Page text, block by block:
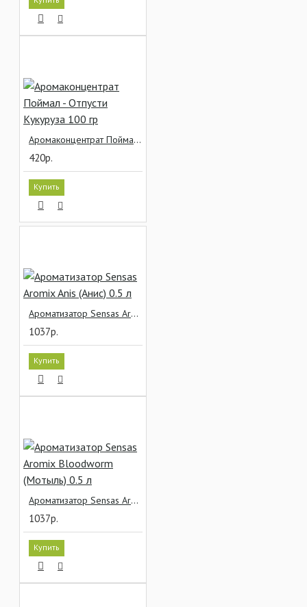
Аромаконцентрат Поймал - Отпусти Кукуруза 100 гр
420р.
Купить
Ароматизатор Sensas Aromix Anis (Анис) 0.5 л
1037р.
Купить
Ароматизатор Sensas Aromix Bloodworm (Мотыль) 0.5 л
1037р.
Купить